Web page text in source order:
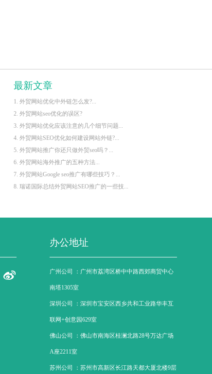
最新文章
1. 外贸网站优化中外链怎么发?...
2. 外贸网站seo优化的误区?
3. 外贸网站优化应该注意的几个细节问题...
4. 外贸网站SEO优化如何建设网站外链?...
5. 外贸网站推广你还只做外贸seo吗？...
6. 外贸网站海外推广的五种方法...
7. 外贸网站Google seo推广有哪些技巧？...
8. 瑞诺国际总结外贸网站SEO推广的一些技...
办公地址
广州公司 ： 广州市荔湾区桥中中路西郊商贸中心
南塔1305室
深圳公司 ： 深圳市宝安区西乡共和工业路华丰互
联网+创意园629室
佛山公司 ： 佛山市南海区桂澜北路28号万达广场
A座2211室
苏州公司 ： 苏州市高新区长江路天都大厦北楼9层